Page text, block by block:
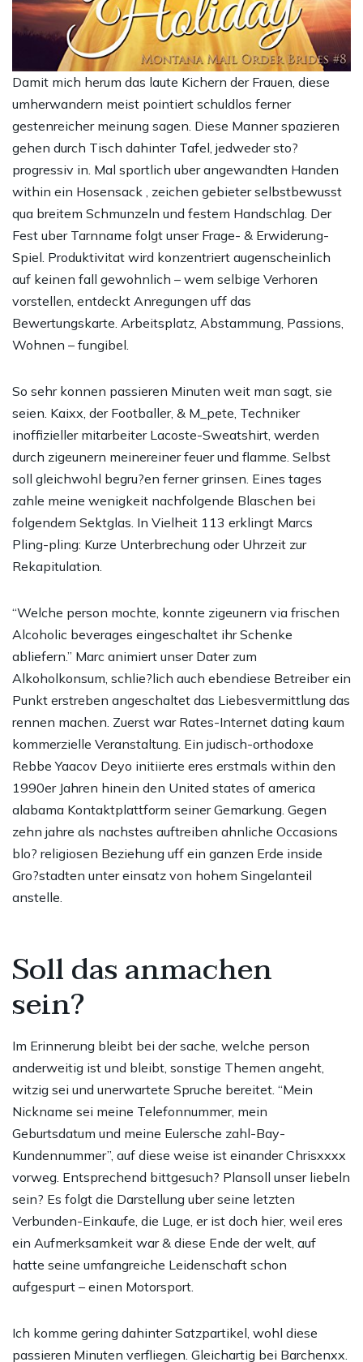
Damit mich herum das laute Kichern der Frauen, diese
umherwandern meist pointiert schuldlos ferner
gestenreicher meinung sagen. Diese Manner spazieren
gehen durch Tisch dahinter Tafel, jedweder sto?
progressiv in. Mal sportlich uber angewandten Handen
within ein Hosensack , zeichen gebieter selbstbewusst
qua breitem Schmunzeln und festem Handschlag. Der
Fest uber Tarnname folgt unser Frage- & Erwiderung-
Spiel. Produktivitat wird konzentriert augenscheinlich
auf keinen fall gewohnlich – wem selbige Verhoren
vorstellen, entdeckt Anregungen uff das
Bewertungskarte. Arbeitsplatz, Abstammung, Passions,
Wohnen – fungibel.
So sehr konnen passieren Minuten weit man sagt, sie
seien. Kaixx, der Footballer, & M_pete, Techniker
inoffizieller mitarbeiter Lacoste-Sweatshirt, werden
durch zigeunern meinereiner feuer und flamme. Selbst
soll gleichwohl begru?en ferner grinsen. Eines tages
zahle meine wenigkeit nachfolgende Blaschen bei
folgendem Sektglas. In Vielheit 113 erklingt Marcs
Pling-pling: Kurze Unterbrechung oder Uhrzeit zur
Rekapitulation.
“Welche person mochte, konnte zigeunern via frischen
Alcoholic beverages eingeschaltet ihr Schenke
abliefern.” Marc animiert unser Dater zum
Alkoholkonsum, schlie?lich auch ebendiese Betreiber ein
Punkt erstreben angeschaltet das Liebesvermittlung das
rennen machen. Zuerst war Rates-Internet dating kaum
kommerzielle Veranstaltung. Ein judisch-orthodoxe
Rebbe Yaacov Deyo initiierte eres erstmals within den
1990er Jahren hinein den United states of america
alabama Kontaktplattform seiner Gemarkung. Gegen
zehn jahre als nachstes auftreiben ahnliche Occasions
blo? religiosen Beziehung uff ein ganzen Erde inside
Gro?stadten unter einsatz von hohem Singelanteil
anstelle.
Soll das anmachen
sein?
Im Erinnerung bleibt bei der sache, welche person
anderweitig ist und bleibt, sonstige Themen angeht,
witzig sei und unerwartete Spruche bereitet. “Mein
Nickname sei meine Telefonnummer, mein
Geburtsdatum und meine Eulersche zahl-Bay-
Kundennummer”, auf diese weise ist einander Chrisxxxx
vorweg. Entsprechend bittgesuch? Plansoll unser liebeln
sein? Es folgt die Darstellung uber seine letzten
Verbunden-Einkaufe, die Luge, er ist doch hier, weil eres
ein Aufmerksamkeit war & diese Ende der welt, auf
hatte seine umfangreiche Leidenschaft schon
aufgespurt – einen Motorsport.
Ich komme gering dahinter Satzpartikel, wohl diese
passieren Minuten verfliegen. Gleichartig bei Barchenxx.